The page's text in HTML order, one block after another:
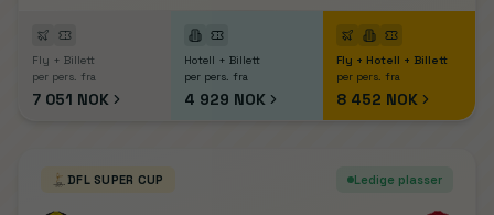
Fly + Billett
per pers. fra
7 051 NOK
Hotell + Billett
per pers. fra
4 929 NOK
Fly + Hotell + Billett
per pers. fra
8 452 NOK
DFL SUPER CUP Ledige plasser